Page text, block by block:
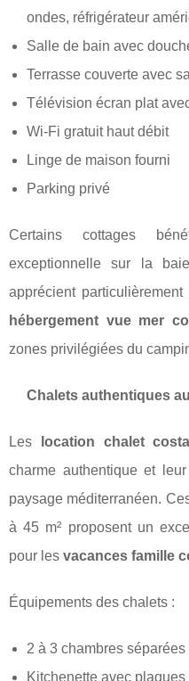
ondes, réfrigérateur
Salle de bain avec
Terrasse couverte avec
Télévision écran plat
Wi-Fi gratuit haut débit
Linge de maison fourni
Parking privé
Certains cottages
exceptionnelle sur la
apprécient
hébergement vue mer
zones privilégiées du
Chalets authentiques
Les location chalet
charme authentique et
paysage méditerranéen.
à 45 m² proposent un
pour les vacances famille
Équipements des chalets :
2 à 3 chambres séparées
Kitchenette avec